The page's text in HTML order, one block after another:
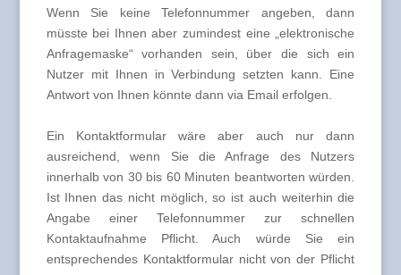
Wenn Sie keine Telefonnummer angeben, dann
müsste bei Ihnen aber zumindest eine „elektronische
Anfragemaske“ vorhanden sein, über die sich ein
Nutzer mit Ihnen in Verbindung setzten kann. Eine
Antwort von Ihnen könnte dann via Email erfolgen.
Ein Kontaktformular wäre aber auch nur dann
ausreichend, wenn Sie die Anfrage des Nutzers
innerhalb von 30 bis 60 Minuten beantworten würden.
Ist Ihnen das nicht möglich, so ist auch weiterhin die
Angabe einer Telefonnummer zur schnellen
Kontaktaufnahme Pflicht. Auch würde Sie ein
entsprechendes Kontaktformular nicht von der Pflicht